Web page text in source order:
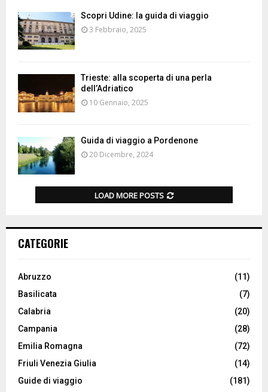
Scopri Udine: la guida di viaggio
3 Febbraio, 2025
Trieste: alla scoperta di una perla
dell’Adriatico
10 Gennaio, 2025
Guida di viaggio a Pordenone
20 Dicembre, 2024
LOAD MORE POSTS
CATEGORIE
Abruzzo
(11)
Basilicata
(7)
Calabria
(20)
Campania
(28)
Emilia Romagna
(72)
Friuli Venezia Giulia
(14)
Guide di viaggio
(181)